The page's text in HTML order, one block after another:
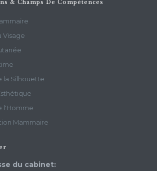
& Champs De Compétences
Visage
la Silhouette
l'Homme
Mammaire
du cabinet: